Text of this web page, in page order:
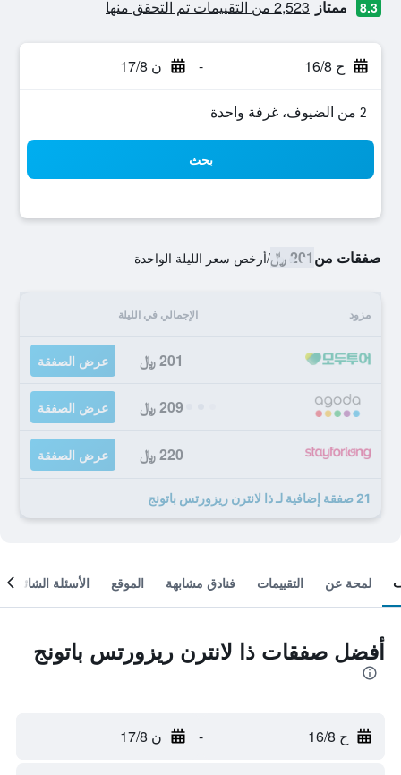
8.3 ممتاز 2,523 من التقييمات تم التحقق منها
ح 16/8 - ن 17/8
2 من الضيوف، غرفة واحدة
بحث
صفقات من201 ﷼ /أرخص سعر الليلة الواحدة
مزود الإجمالي في الليلة
201 ﷼ عرض الصفقة
209 ﷼ عرض الصفقة
220 ﷼ عرض الصفقة
21 صفقة إضافية لـ ذا لانترن ريزورتس باتونج
لمحة عن التقييمات فنادق مشابهة الموقع الأسئلة الشائعة
أفضل صفقات ذا لانترن ريزورتس باتونج
ح 16/8 - ن 17/8